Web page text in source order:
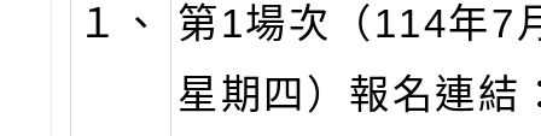
１、
第1場次（114年7
星期四）報名連結